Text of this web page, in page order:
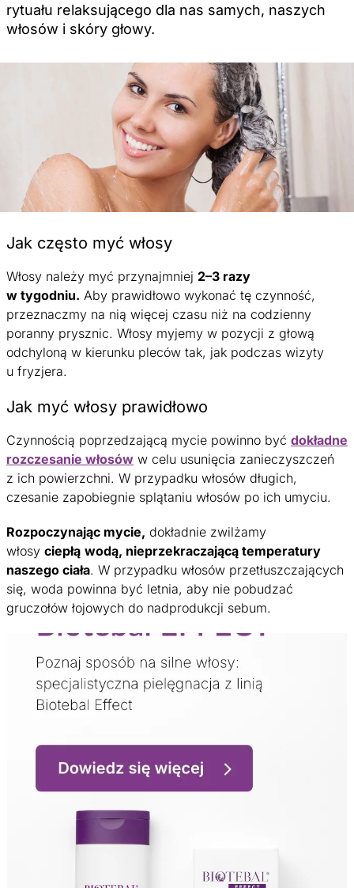
rytuału relaksującego dla nas samych, naszych
włosów i skóry głowy.
Jak często myć włosy
Włosy należy myć przynajmniej 2–3 razy
w tygodniu. Aby prawidłowo wykonać tę czynność,
przeznaczmy na nią więcej czasu niż na codzienny
poranny prysznic. Włosy myjemy w pozycji z głową
odchyloną w kierunku pleców tak, jak podczas wizyty
u fryzjera.
Jak myć włosy prawidłowo
Czynnością poprzedzającą mycie powinno być dokładne
rozczesanie włosów w celu usunięcia zanieczyszczeń
z ich powierzchni. W przypadku włosów długich,
czesanie zapobiegnie splątaniu włosów po ich umyciu.
Rozpoczynając mycie, dokładnie zwilżamy
włosy ciepłą wodą, nieprzekraczającą temperatury
naszego ciała. W przypadku włosów przetłuszczających
się, woda powinna być letnia, aby nie pobudzać
gruczołów łojowych do nadprodukcji sebum.